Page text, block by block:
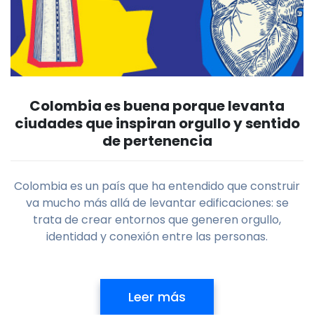
Colombia es buena porque levanta
ciudades que inspiran orgullo y sentido
de pertenencia
Colombia es un país que ha entendido que construir
va mucho más allá de levantar edificaciones: se
trata de crear entornos que generen orgullo,
identidad y conexión entre las personas.
Leer más